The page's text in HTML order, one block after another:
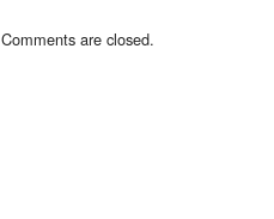
Comments are closed.